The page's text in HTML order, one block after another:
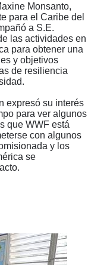
Monsanto,
para el Caribe del
a S.E.
las actividades en
para obtener una
y objetivos
de resiliencia
expresó su interés
para ver algunos
que WWF está
con algunos
y los
se